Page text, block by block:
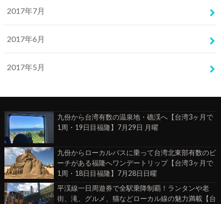
2017年7月
2017年6月
2017年5月
九份から台湾有数の温泉地・礁渓へ【台湾3ヶ月で
1周・19日目福隆】7月29日 月曜
九份からローカルバスに乗って台湾北東部有数のビ
ーチがある福隆へワンデートリップ【台湾3ヶ月で
1周・18日目福隆】7月28日日曜
平渓線一日周遊券で全駅乗降制覇！ランタンや老
街、滝、グルメ、猫などローカル線の魅力満載【台